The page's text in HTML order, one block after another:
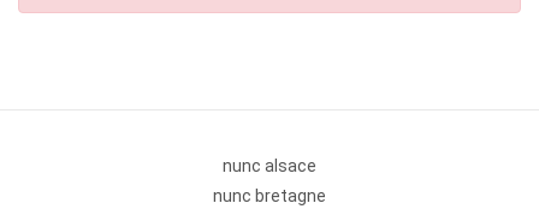
nunc alsace
nunc bretagne